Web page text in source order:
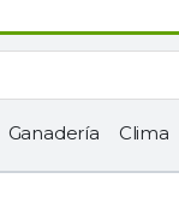
Ganadería Clima